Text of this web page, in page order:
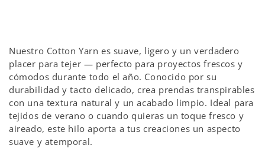
Nuestro Cotton Yarn es suave, ligero y un verdadero
placer para tejer — perfecto para proyectos frescos y
cómodos durante todo el año. Conocido por su
durabilidad y tacto delicado, crea prendas transpirables
con una textura natural y un acabado limpio. Ideal para
tejidos de verano o cuando quieras un toque fresco y
aireado, este hilo aporta a tus creaciones un aspecto
suave y atemporal.